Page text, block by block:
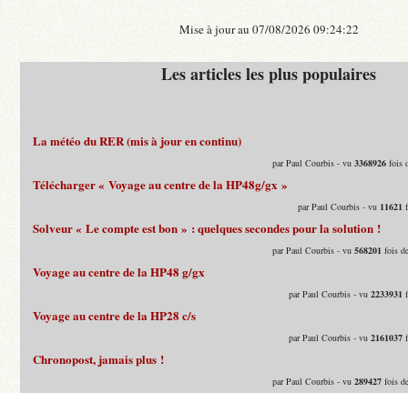
Mise à jour au 07/08/2026 09:24:22
Les articles les plus populaires
La météo du RER (mis à jour en continu)
par Paul Courbis - vu3368926 fois
Télécharger « Voyage au centre de la HP48g/gx »
par Paul Courbis - vu 11621
Solveur « Le compte est bon » : quelques secondes pour la solution !
par Paul Courbis - vu568201 fois
Voyage au centre de la HP48 g/gx
par Paul Courbis - vu2233931
Voyage au centre de la HP28 c/s
par Paul Courbis - vu2161037
Chronopost, jamais plus !
par Paul Courbis - vu289427 fois